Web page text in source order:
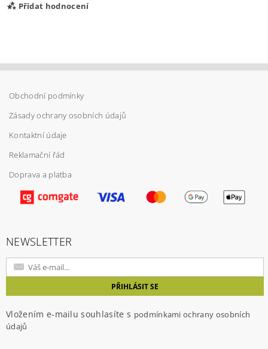
Přidat hodnocení
Vložením hodnocení souhlasíte spodmínkami
ochrany osobních údajů
Obchodní podmínky
Zásady ochrany osobních údajů
Kontaktní údaje
Reklamační řád
Doprava a platba
NEWSLETTER
Vložením e-mailu souhlasíte s podmínkami ochrany osobních
údajů